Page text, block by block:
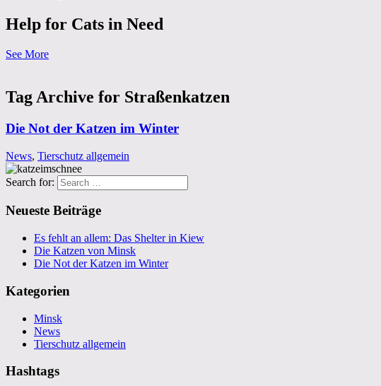
Help for Cats in Need
See More
Tag Archive for Straßenkatzen
Die Not der Katzen im Winter
News, Tierschutz allgemein
Search for:
Neueste Beiträge
Es fehlt an allem: Das Shelter in Kiew
Die Katzen von Minsk
Die Not der Katzen im Winter
Kategorien
Minsk
News
Tierschutz allgemein
Hashtags